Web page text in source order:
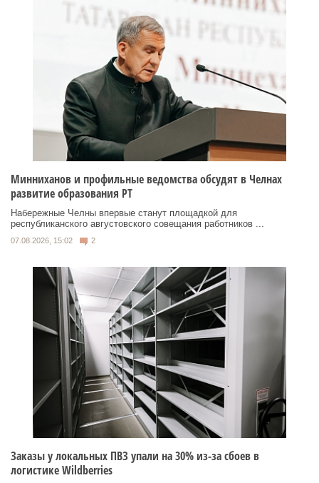
Минниханов и профильные ведомства обсудят в Челнах
развитие образования РТ
Набережные Челны впервые станут площадкой для
республиканского августовского совещания работников ...
07.08.2026, 15:02 2
Заказы у локальных ПВЗ упали на 30% из-за сбоев в
логистике Wildberries